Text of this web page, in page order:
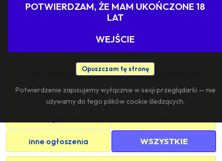
POTWIERDZAM, ŻE MAM UKOŃCZONE 18
LAT
WEJŚCIE
Opuszczam tę stronę
Potwierdzenie zapisujemy wyłącznie w sesji przeglądarki — nie
używamy do tego plików cookie śledzących.
sponsoring grupy agencje towarzyskie
grupowo i odlotowo grupa szuka pani
pan szuka grupy znajomość sieciowa
s/m - grupy s/m - panie
inne ogłoszenia WSZYSTKIE